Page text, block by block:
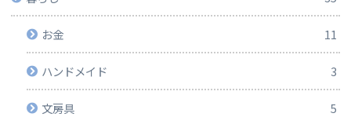
お金 11
ハンドメイド 3
文房具 5